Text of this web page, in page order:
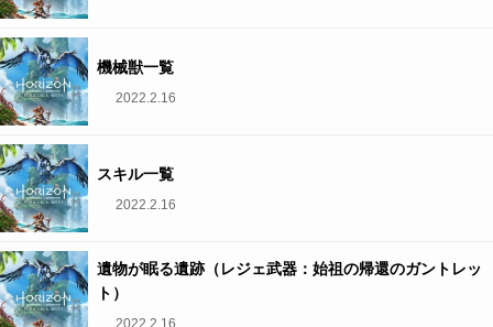
機械獣一覧
2022.2.16
スキル一覧
2022.2.16
遺物が眠る遺跡（レジェ武器：始祖の帰還のガントレッ
ト）
2022.2.16